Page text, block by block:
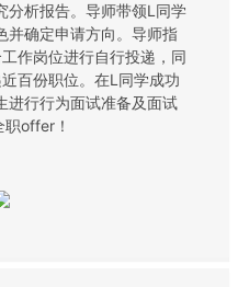
分析报告。导师带领L同学
并确定申请方向。导师指
作岗位进行自行投递，同
百份职位。在L同学成功
进行行为面试准备及面试
offer！